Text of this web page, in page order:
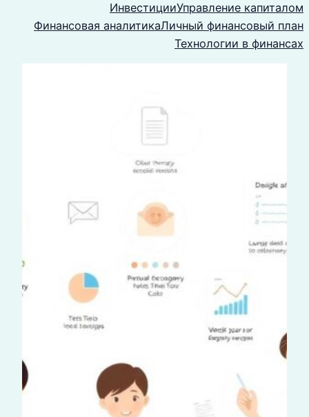
ИнвестицииУправление капиталом
Финансовая аналитикаЛичный финансовый план
Технологии в финансах